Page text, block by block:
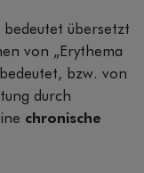
bedeutet übersetzt
von „Erythema
bzw. von
durch
chronische